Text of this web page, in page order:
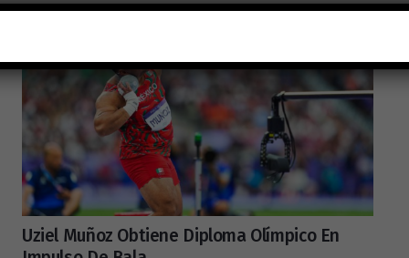
Uziel Muñoz Obtiene Diploma Olímpico En